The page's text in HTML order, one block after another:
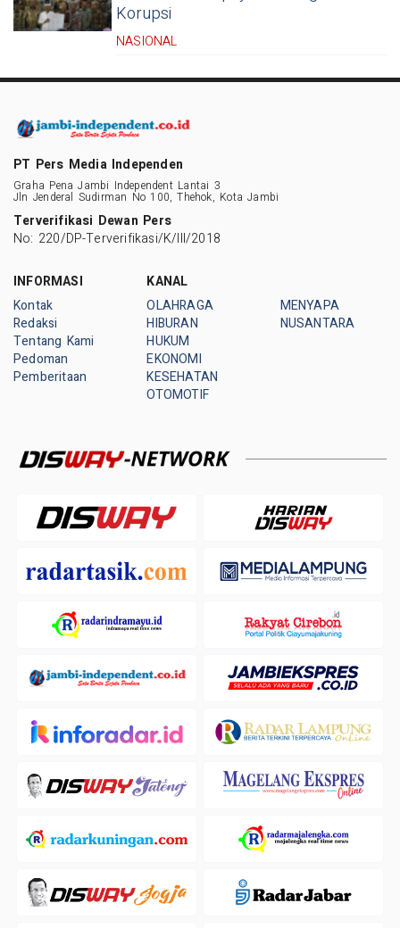
Korupsi
NASIONAL
PT Pers Media Independen
Graha Pena Jambi Independent Lantai 3
Jln Jenderal Sudirman No 100, Thehok, Kota Jambi
Terverifikasi Dewan Pers
No: 220/DP-Terverifikasi/K/III/2018
INFORMASI
Kontak
Redaksi
Tentang Kami
Pedoman
Pemberitaan
KANAL
OLAHRAGA
HIBURAN
HUKUM
EKONOMI
KESEHATAN
OTOMOTIF
MENYAPA
NUSANTARA